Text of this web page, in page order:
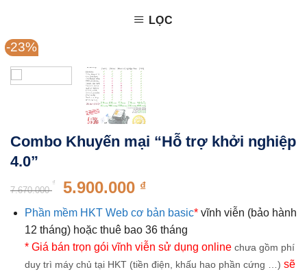
LỌC
-23%
Combo Khuyến mại “Hỗ trợ khởi nghiệp
4.0”
7.670.000
₫
Giá
gốc
là:
7.670.000 ₫.
5.900.000 ₫Giá
hiện
tại
là:
5.900.000 ₫.
Phần mềm HKT Web cơ bản basic*vĩnh viễn (bảo hành
12 tháng) hoặc thuê bao 36 tháng
* Giá bán trọn gói vĩnh viễn sử dụng onlinechưa gồm phí
duy trì máy chủ tại HKT (tiền điện, khấu hao phần cứng …) sẽ